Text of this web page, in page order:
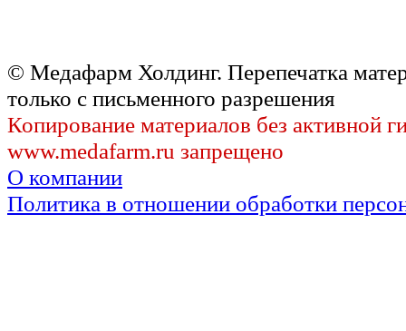
© Медафарм Холдинг. Перепечатка
только с письменного разрешения
Копирование материалов без активной
www.medafarm.ru запрещено
О компании
Политика в отношении обработки